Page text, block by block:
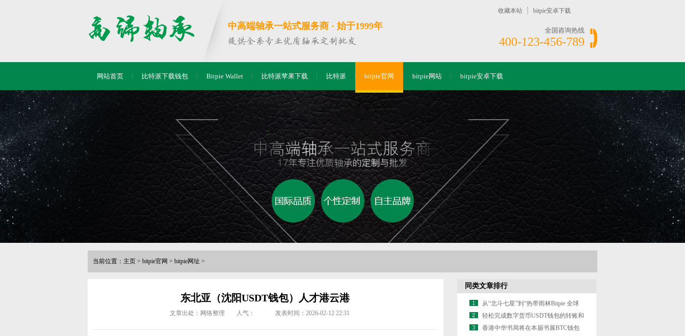
中高端轴承一站式服务商 · 始于1999年
收藏本站 bitpie安卓下载
全国咨询热线
400-123-456-789
网站首页 比特派下载钱包 Bitpie Wallet 比特派苹果下载 比特派 bitpie官网 bitpie网站 bitpie安卓下载
当前位置： 主页 > bitpie官网 > bitpie网址 >
东北亚（沈阳USDT钱包）人才港云港
文章出处：网络整理 人气： 发表时间：2026-02-12 22:31
同类文章排行
从“北斗七星”到“热带雨林Bitpie 全球
领先多链钱包”：上海
轻松完成数字货币USDT钱包的转账和
交易比特派
香港中华书局将在本届书展BTC钱包